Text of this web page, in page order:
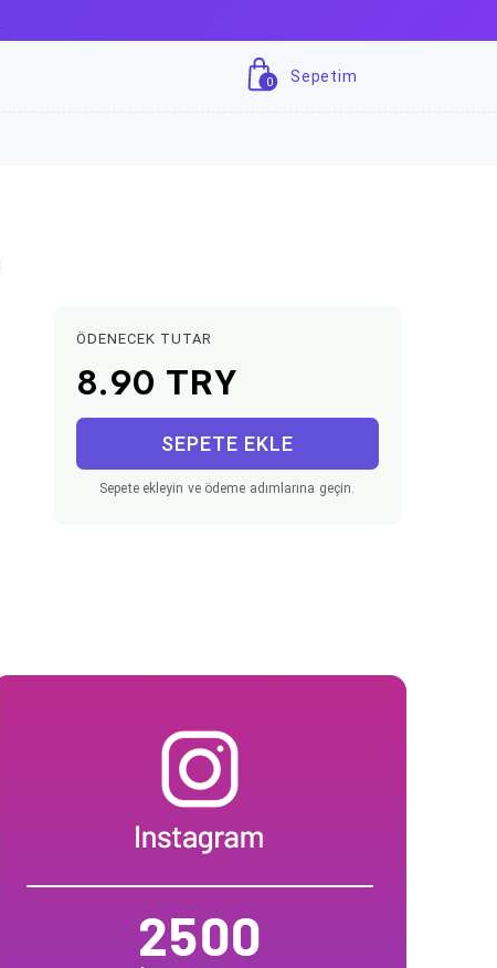
0 Sepetim
ÖDENECEK TUTAR
8.90 TRY
SEPETE EKLE
Sepete ekleyin ve ödeme adımlarına geçin.